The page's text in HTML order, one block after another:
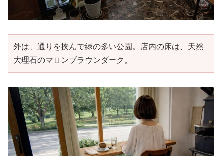
外は、通りを挟んで緑の多い公園。店内の床は、天然
大理石のマロンブラウンダーク。